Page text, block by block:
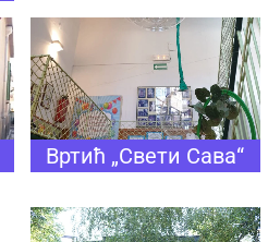
Вртић „Свети Сава“